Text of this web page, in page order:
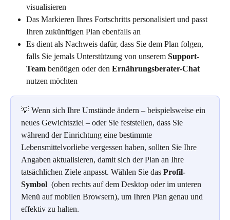
visualisieren
Das Markieren Ihres Fortschritts personalisiert und passt
Ihren zukünftigen Plan ebenfalls an
Es dient als Nachweis dafür, dass Sie dem Plan folgen,
falls Sie jemals Unterstützung von unserem Support-
Team benötigen oder den Ernährungsberater-Chat
nutzen möchten
💡 Wenn sich Ihre Umstände ändern – beispielsweise ein
neues Gewichtsziel – oder Sie feststellen, dass Sie
während der Einrichtung eine bestimmte
Lebensmittelvorliebe vergessen haben, sollten Sie Ihre
Angaben aktualisieren, damit sich der Plan an Ihre
tatsächlichen Ziele anpasst. Wählen Sie das Profil-
Symbol (oben rechts auf dem Desktop oder im unteren
Menü auf mobilen Browsern), um Ihren Plan genau und
effektiv zu halten.